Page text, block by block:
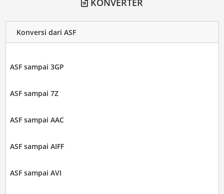
KONVERTER
Konversi dari ASF
ASF sampai 3GP
ASF sampai 7Z
ASF sampai AAC
ASF sampai AIFF
ASF sampai AVI